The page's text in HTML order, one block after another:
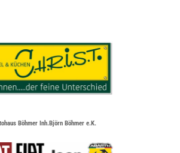
Böhmer Inh.Björn Böhmer e.K.